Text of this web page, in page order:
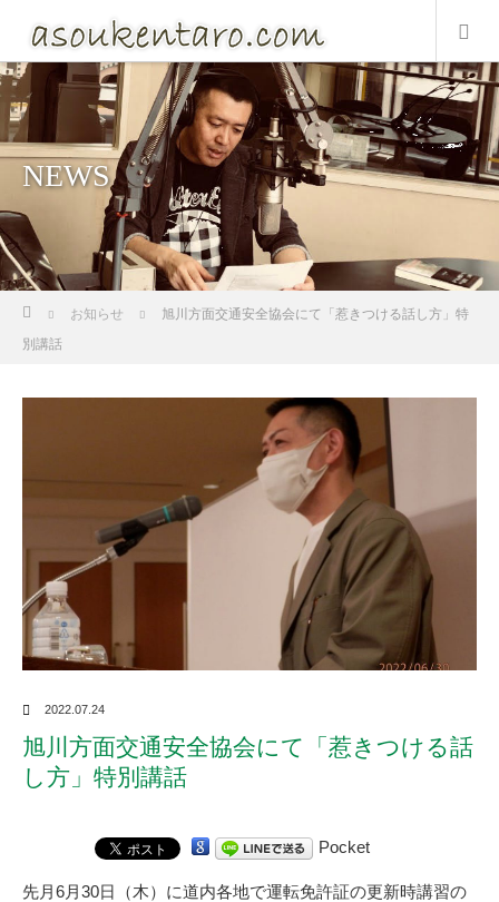
NEWS
お知らせ
旭川方面交通安全協会にて「惹きつける話し方」特
別講話
2022.07.24
旭川方面交通安全協会にて「惹きつける話
し方」特別講話
Pocket
先月6月30日（木）に道内各地で運転免許証の更新時講習の